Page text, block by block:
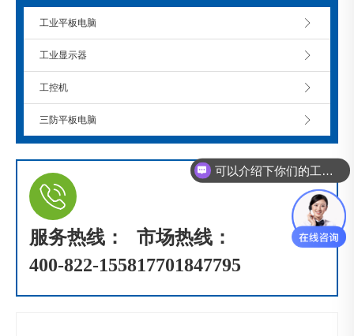
工业平板电脑
工业显示器
工控机
三防平板电脑
服务热线：
400-822-1558
市场热线：
17701847795